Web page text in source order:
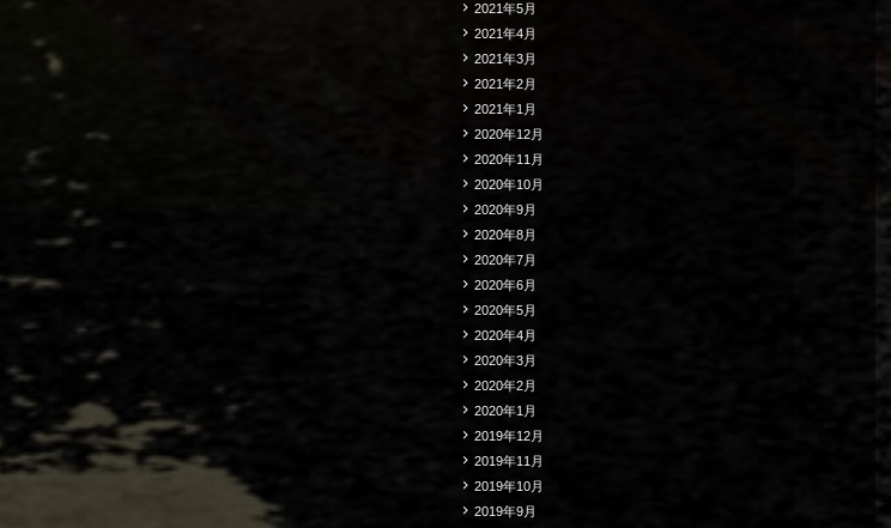
2021年5月
2021年4月
2021年3月
2021年2月
2021年1月
2020年12月
2020年11月
2020年10月
2020年9月
2020年8月
2020年7月
2020年6月
2020年5月
2020年4月
2020年3月
2020年2月
2020年1月
2019年12月
2019年11月
2019年10月
2019年9月